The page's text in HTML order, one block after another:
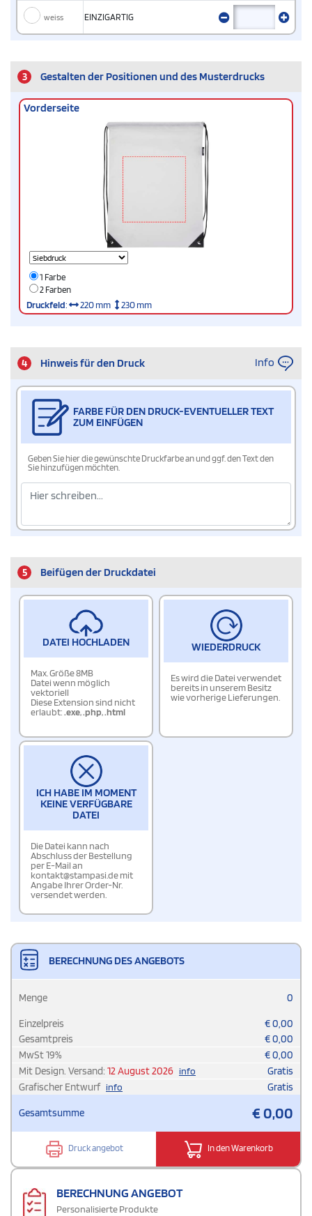
weiss EINZIGARTIG
3 Gestalten der Positionen und des Musterdrucks
Vorderseite
1 Farbe
2 Farben
Druckfeld: 220 mm 230 mm
4 Hinweis für den Druck Info
FARBE FÜR DEN DRUCK-EVENTUELLER TEXT
ZUM EINFÜGEN
Geben Sie hier die gewünschte Druckfarbe an und ggf. den Text den
Sie hinzufügen möchten.
5 Beifügen der Druckdatei
DATEI HOCHLADEN
Max. Größe 8MB
Datei wenn möglich
vektoriell
Diese Extension sind nicht
erlaubt:.exe,.php,.html
WIEDERDRUCK
Es wird die Datei verwendet
bereits in unserem Besitz
wie vorherige Lieferungen.
ICH HABE IM MOMENT
KEINE VERFÜGBARE
DATEI
Die Datei kann nach
Abschluss der Bestellung
per E-Mail an
kontakt@stampasi.de mit
Angabe Ihrer Order-Nr.
versendet werden.
BERECHNUNG DES ANGEBOTS
Menge 0
Einzelpreis €0,00
Gesamtpreis
€0,00
MwSt19% €0,00
Mit Design. Versand: 12 August 2026 info
Gratis
Grafischer Entwurf info Gratis
Gesamtsumme €0,00
Druck angebot In den Warenkorb
BERECHNUNG ANGEBOT
Personalisierte Produkte